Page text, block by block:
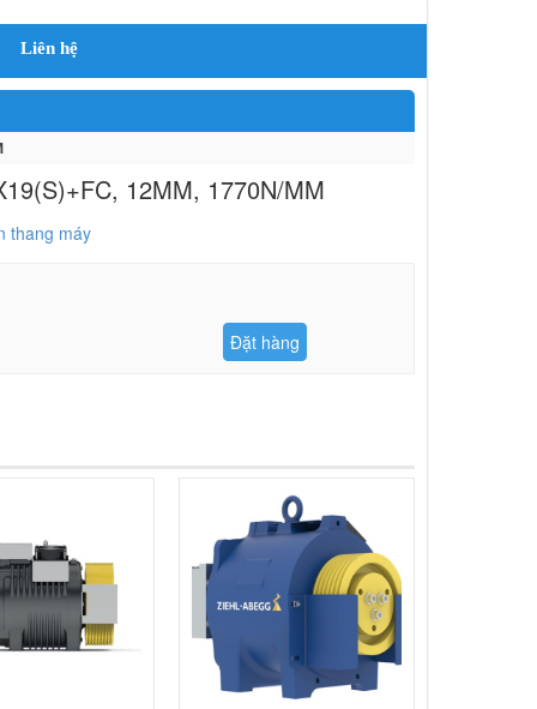
Liên hệ
12MM, 1770N/MM
thang máy
Đặt hàng